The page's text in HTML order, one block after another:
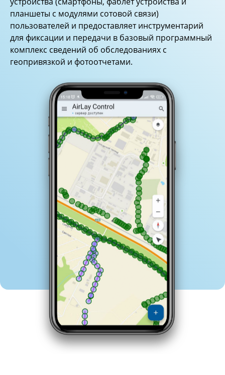
планшеты с модулями сотовой связи)
пользователей и предоставляет инструментарий
для фиксации и передачи в базовый программный
комплекс сведений об обследованиях с
геопривязкой и фотоотчетами.